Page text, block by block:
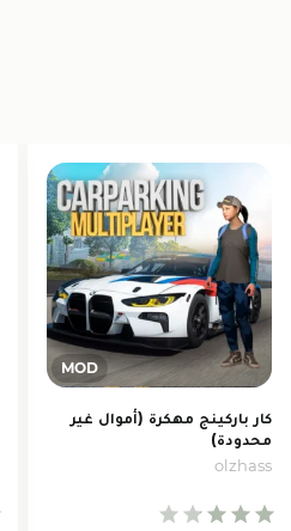
كار باركينج مهكرة (أموال غير
محدودة)
olzhass